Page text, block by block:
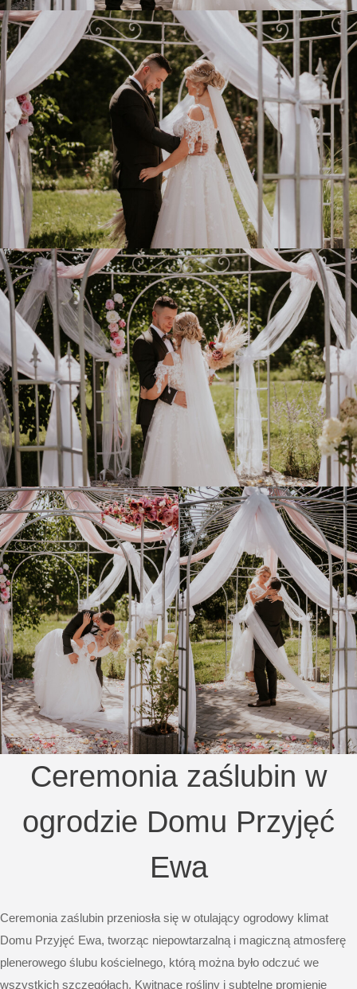
Ceremonia zaślubin w
ogrodzie Domu Przyjęć
Ewa
Ceremonia zaślubin przeniosła się w otulający ogrodowy klimat
Domu Przyjęć Ewa, tworząc niepowtarzalną i magiczną atmosferę
plenerowego ślubu kościelnego, którą można było odczuć we
wszystkich szczegółach. Kwitnące rośliny i subtelne promienie